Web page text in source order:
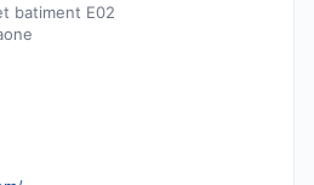
batiment E02